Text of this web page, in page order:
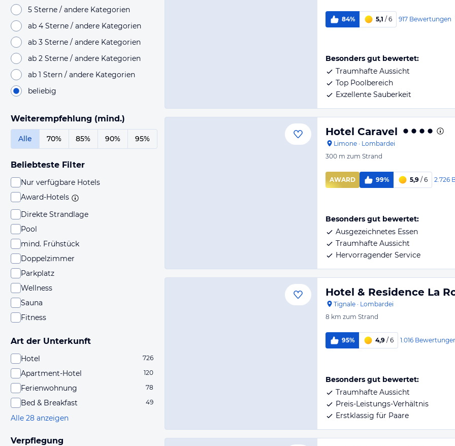
5 Sterne / andere Kategorien
ab 4 Sterne / andere Kategorien
ab 3 Sterne / andere Kategorien
ab 2 Sterne / andere Kategorien
ab 1 Stern / andere Kategorien
beliebig
Weiterempfehlung (mind.)
Alle 70% 85% 90% 95%
Beliebteste Filter
Nur verfügbare Hotels
Award-Hotels
Direkte Strandlage
Pool
mind. Frühstück
Doppelzimmer
Parkplatz
Wellness
Sauna
Fitness
Art der Unterkunft
Hotel 726
Apartment-Hotel 120
Ferienwohnung 78
Bed & Breakfast 49
Alle 28 anzeigen
Verpflegung
84% 5,1 / 6 917 Bewertungen
Besonders gut bewertet:
Traumhafte Aussicht
Top Poolbereich
Exzellente Sauberkeit
Hotel Caravel
Limone · Lombardei
300 m zum Strand
AWARD 99% 5,9 / 6 2.726
Besonders gut bewertet:
Ausgezeichnetes Essen
Traumhafte Aussicht
Hervorragender Service
Hotel & Residence La
Tignale · Lombardei
8 km zum Strand
95% 4,9 / 6 1.016
Besonders gut bewertet:
Traumhafte Aussicht
Preis-Leistungs-Verhältnis
Erstklassig für Paare